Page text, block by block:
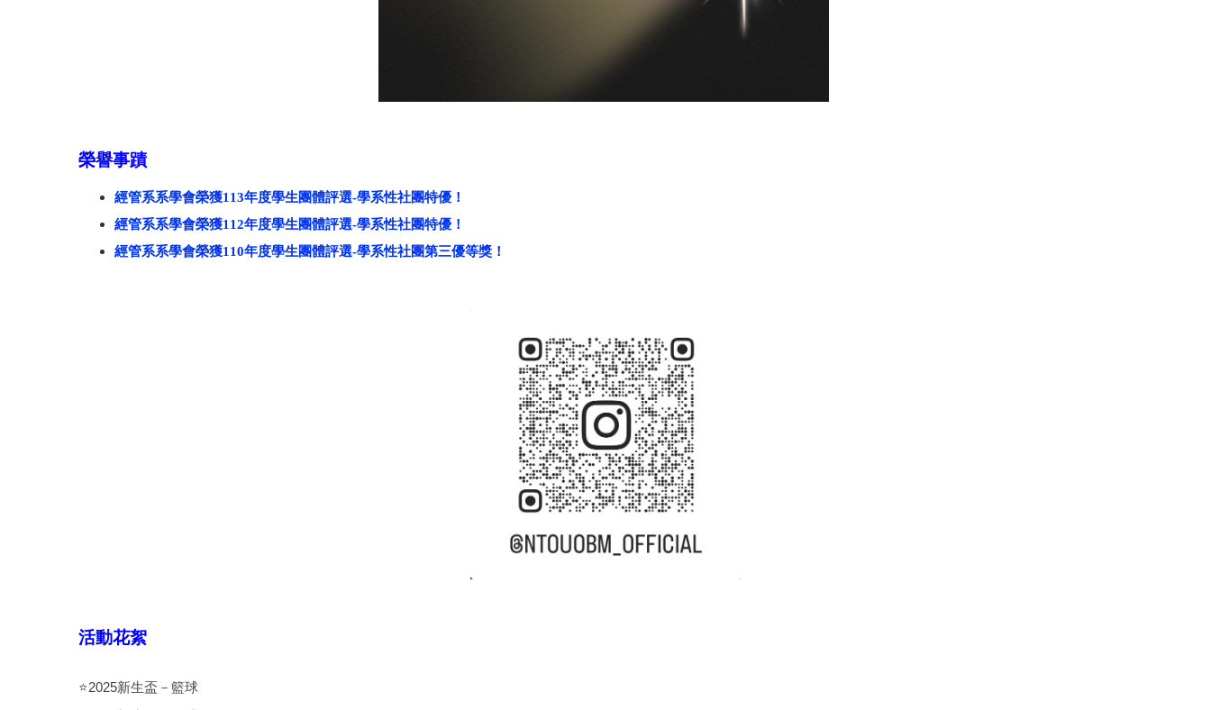
榮譽事蹟
經管系系學會榮獲113年度學生團體評選-學系性社團特優！
經管系系學會榮獲112年度學生團體評選-學系性社團特優！
經管系系學會榮獲110年度學生團體評選-學系性社團第三優等獎！
活動花絮
⭐️2025新生盃－籃球